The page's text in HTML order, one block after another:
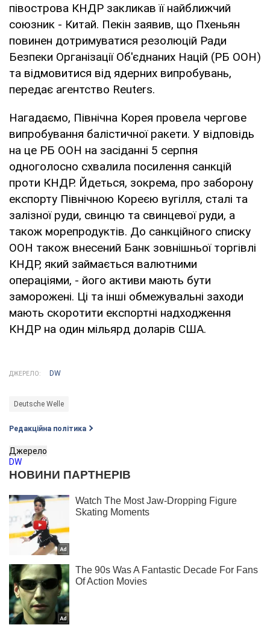
півострова КНДР закликав її найближчий
союзник - Китай. Пекін заявив, що Пхеньян
повинен дотримуватися резолюцій Ради
Безпеки Організації Об'єднаних Націй (РБ ООН)
та відмовитися від ядерних випробувань,
передає агентство Reuters.
Нагадаємо, Північна Корея провела чергове
випробування балістичної ракети. У відповідь
на це РБ ООН на засіданні 5 серпня
одноголосно схвалила посилення санкцій
проти КНДР. Йдеться, зокрема, про заборону
експорту Північною Кореєю вугілля, сталі та
залізної руди, свинцю та свинцевої руди, а
також морепродуктів. До санкційного списку
ООН також внесений Банк зовнішньої торгівлі
КНДР, який займається валютними
операціями, - його активи мають бути
заморожені. Ці та інші обмежувальні заходи
мають скоротити експортні надходження
КНДР на один мільярд доларів США.
ДЖЕРЕЛО: DW
Deutsche Welle
Редакційна політика
Джерело
DW